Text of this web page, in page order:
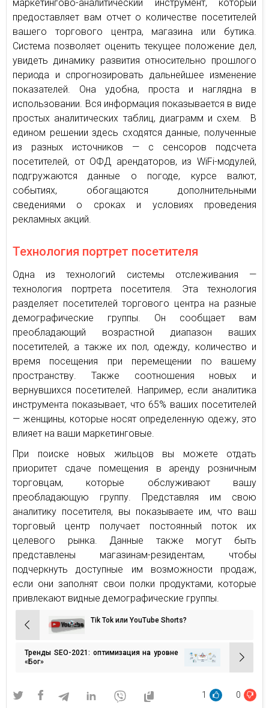
маркетингово-аналитический инструмент, который
предоставляет вам отчет о количестве посетителей
вашего торгового центра, магазина или бутика.
Система позволяет оценить текущее положение дел,
увидеть динамику развития относительно прошлого
периода и спрогнозировать дальнейшее изменение
показателей. Она удобна, проста и наглядна в
использовании. Вся информация показывается в виде
простых аналитических таблиц, диаграмм и схем. В
едином решении здесь сходятся данные, полученные
из разных источников — с сенсоров подсчета
посетителей, от ОФД арендаторов, из WiFi-модулей,
подгружаются данные о погоде, курсе валют,
событиях, обогащаются дополнительными
сведениями о сроках и условиях проведения
рекламных акций.
Технология портрет посетителя
Одна из технологий системы отслеживания —
технология портрета посетителя. Эта технология
разделяет посетителей торгового центра на разные
демографические группы. Он сообщает вам
преобладающий возрастной диапазон ваших
посетителей, а также их пол, одежду, количество и
время посещения при перемещении по вашему
пространству. Также соотношения новых и
вернувшихся посетителей. Например, если аналитика
инструмента показывает, что 65% ваших посетителей
— женщины, которые носят определенную одежу, это
влияет на ваши маркетинговые.
При поиске новых жильцов вы можете отдать
приоритет сдаче помещения в аренду розничным
торговцам, которые обслуживают вашу
преобладающую группу. Представляя им свою
аналитику посетителя, вы показываете им, что ваш
торговый центр получает постоянный поток их
целевого рынка. Данные также могут быть
представлены магазинам-резидентам, чтобы
подчеркнуть доступные им возможности продаж,
если они заполнят свои полки продуктами, которые
привлекают видные демографические группы.
Навигация
по
записям
Tik Tok или YouTube Shorts?
Тренды SEO-2021: оптимизация на уровне
«Бог»
1 0